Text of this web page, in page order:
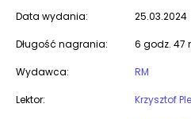
Data wydania: 25.03.2024
Długość nagrania: 6 godz. 47
Wydawca: RM
Lektor:
Krzysztof